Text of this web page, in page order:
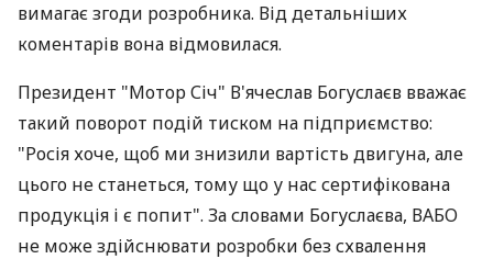
вимагає згоди розробника. Від детальніших
коментарів вона відмовилася.
Президент "Мотор Січ" В'ячеслав Богуслаєв вважає
такий поворот подій тиском на підприємство:
"Росія хоче, щоб ми знизили вартість двигуна, але
цього не станеться, тому що у нас сертифікована
продукція і є попит". За словами Богуслаєва, ВАБО
не може здійснювати розробки без схвалення